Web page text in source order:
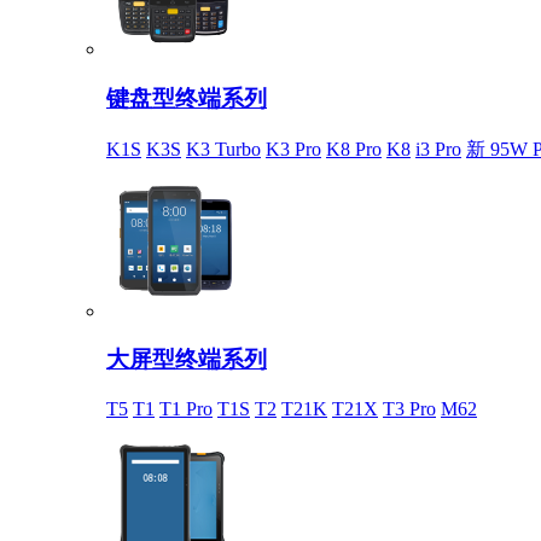
键盘型终端系列
K1S K3S K3 Turbo K3 Pro K8 Pro K8 i3 Pro 新 95W
大屏型终端系列
T5 T1 T1 Pro T1S T2 T21K T21X T3 Pro M62